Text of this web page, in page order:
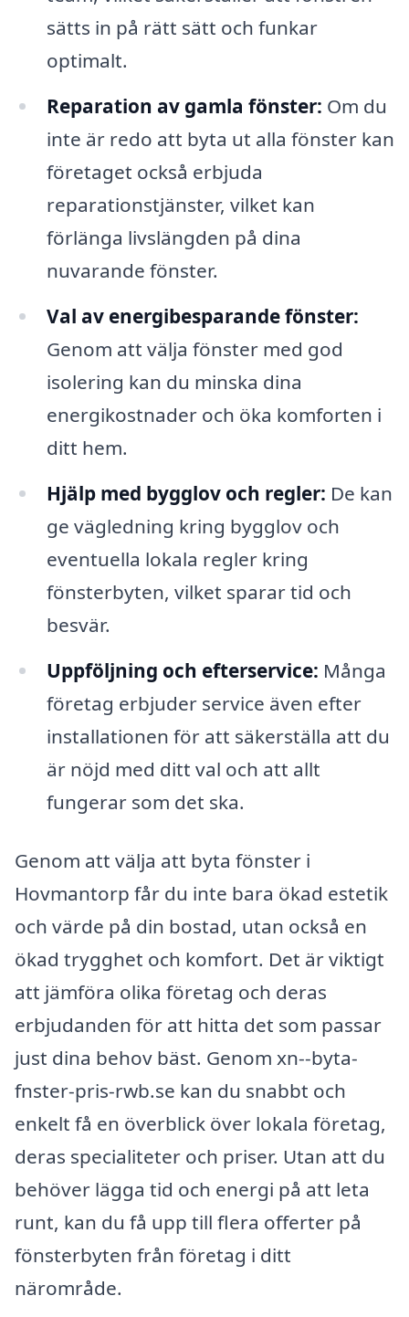
sätts in på rätt sätt och funkar
optimalt.
Reparation av gamla fönster: Om du
inte är redo att byta ut alla fönster kan
företaget också erbjuda
reparationstjänster, vilket kan
förlänga livslängden på dina
nuvarande fönster.
Val av energibesparande fönster:
Genom att välja fönster med god
isolering kan du minska dina
energikostnader och öka komforten i
ditt hem.
Hjälp med bygglov och regler: De kan
ge vägledning kring bygglov och
eventuella lokala regler kring
fönsterbyten, vilket sparar tid och
besvär.
Uppföljning och efterservice: Många
företag erbjuder service även efter
installationen för att säkerställa att du
är nöjd med ditt val och att allt
fungerar som det ska.
Genom att välja att byta fönster i
Hovmantorp får du inte bara ökad estetik
och värde på din bostad, utan också en
ökad trygghet och komfort. Det är viktigt
att jämföra olika företag och deras
erbjudanden för att hitta det som passar
just dina behov bäst. Genom xn--byta-
fnster-pris-rwb.se kan du snabbt och
enkelt få en överblick över lokala företag,
deras specialiteter och priser. Utan att du
behöver lägga tid och energi på att leta
runt, kan du få upp till flera offerter på
fönsterbyten från företag i ditt
närområde.